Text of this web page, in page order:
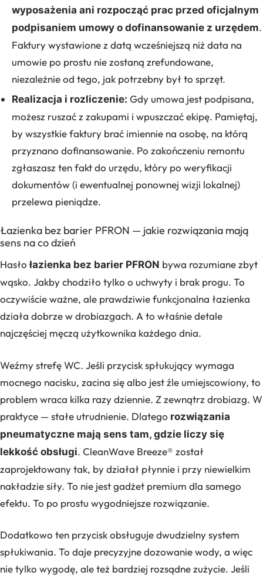
wyposażenia ani rozpocząć prac przed oficjalnym
podpisaniem umowy o dofinansowanie z urzędem.
Faktury wystawione z datą wcześniejszą niż data na
umowie po prostu nie zostaną zrefundowane,
niezależnie od tego, jak potrzebny był to sprzęt.
Realizacja i rozliczenie: Gdy umowa jest podpisana,
możesz ruszać z zakupami i wpuszczać ekipę. Pamiętaj,
by wszystkie faktury brać imiennie na osobę, na którą
przyznano dofinansowanie. Po zakończeniu remontu
zgłaszasz ten fakt do urzędu, który po weryfikacji
dokumentów (i ewentualnej ponownej wizji lokalnej)
przelewa pieniądze.
Łazienka bez barier PFRON — jakie rozwiązania mają
sens na co dzień
Hasłołazienka bez barier PFRON bywa rozumiane zbyt
wąsko. Jakby chodziło tylko o uchwyty i brak progu. To
oczywiście ważne, ale prawdziwie funkcjonalna łazienka
działa dobrze w drobiazgach. A to właśnie detale
najczęściej męczą użytkownika każdego dnia.
Weźmy strefę WC. Jeśli przycisk spłukujący wymaga
mocnego nacisku, zacina się albo jest źle umiejscowiony, to
problem wraca kilka razy dziennie. Z zewnątrz drobiazg. W
praktyce — stałe utrudnienie. Dlatego rozwiązania
pneumatyczne mają sens tam, gdzie liczy się
lekkość obsługi. CleanWave Breeze® został
zaprojektowany tak, by działał płynnie i przy niewielkim
nakładzie siły. To nie jest gadżet premium dla samego
efektu. To po prostu wygodniejsze rozwiązanie.
Dodatkowo ten przycisk obsługuje dwudzielny system
spłukiwania. To daje precyzyjne dozowanie wody, a więc
nie tylko wygodę, ale też bardziej rozsądne zużycie. Jeśli